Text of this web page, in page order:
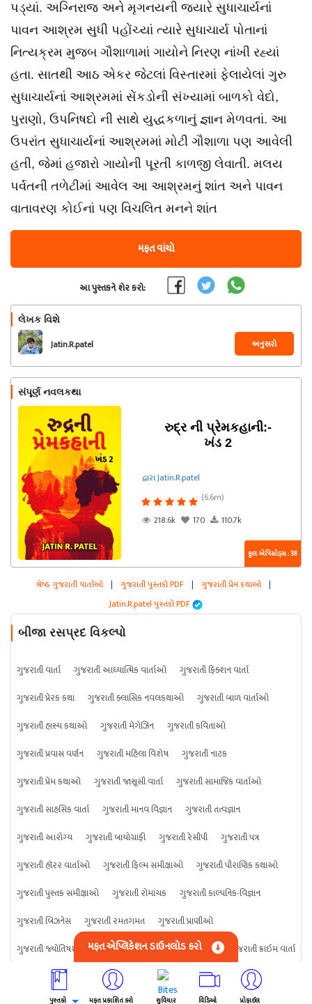
પડ્યાં. અગ્નિરાજ અને મૃગનયની જ્યારે સુધાચાર્યનાં
પાવન આશ્રમ સુધી પહોંચ્યાં ત્યારે સુધાચાર્ય પોતાનાં
નિત્યક્રમ મુજબ ગૌશાળામાં ગાયોને નિરણ નાંખી રહ્યાં
હતા. સાતથી આઠ એકર જેટલાં વિસ્તારમાં ફેલાયેલાં ગુરુ
સુધાચાર્યનાં આશ્રમમાં સેંકડોની સંખ્યામાં બાળકો વેદો,
પુરાણો, ઉપનિષદો ની સાથે યુદ્ધકળાનું જ્ઞાન મેળવતાં. આ
ઉપરાંત સુધાચાર્યનાં આશ્રમમાં મોટી ગૌશાળા પણ આવેલી
હતી, જેમાં હજારો ગાયોની પૂરતી કાળજી લેવાતી. મલય
પર્વતની તળેટીમાં આવેલ આ આશ્રમનું શાંત અને પાવન
વાતાવરણ કોઈનાં પણ વિચલિત મનને શાંત
મફત વાંચો
આ પુસ્તકને શેર કરો:
લેખક વિશે
Jatin.R.patel અનુસરો
સંપૂર્ણ નવલકથા
રુદ્ર ની પ્રેમકહાની:-
ખંડ 2
દ્વારા Jatin.R.patel
(6.6m)
218.6k
170 110.7k
કુલ એપિસોડ્સ : 38
શ્રેષ્ઠ ગુજરાતી વાર્તાઓ | ગુજરાતી પુસ્તકો PDF | ગુજરાતી પ્રેમ કથાઓ |
Jatin.R.patel પુસ્તકો PDF
બીજા રસપ્રદ વિકલ્પો
ગુજરાતી વાર્તા ગુજરાતી આધ્યાત્મિક વાર્તાઓ
ગુજરાતી ફિક્શન વાર્તા
ગુજરાતી પ્રેરક કથા
ગુજરાતી ક્લાસિક નવલકથાઓ
ગુજરાતી બાળ વાર્તાઓ
ગુજરાતી હાસ્ય કથાઓ
ગુજરાતી મેગેઝિન
ગુજરાતી કવિતાઓ
ગુજરાતી પ્રવાસ વર્ણન
ગુજરાતી મહિલા વિશેષ
ગુજરાતી નાટક
ગુજરાતી પ્રેમ કથાઓ
ગુજરાતી જાસૂસી વાર્તા
ગુજરાતી સામાજિક વાર્તાઓ
ગુજરાતી સાહસિક વાર્તા
ગુજરાતી માનવ વિજ્ઞાન
ગુજરાતી તત્વજ્ઞાન
ગુજરાતી આરોગ્ય
ગુજરાતી બાયોગ્રાફી ગુજરાતી રેસીપી
ગુજરાતી પત્ર
ગુજરાતી હૉરર વાર્તાઓ
ગુજરાતી ફિલ્મ સમીક્ષાઓ
ગુજરાતી પૌરાણિક કથાઓ
ગુજરાતી પુસ્તક સમીક્ષાઓ
ગુજરાતી રોમાંચક
ગુજરાતી કાલ્પનિક-વિજ્ઞાન
ગુજરાતી બિઝનેસ
ગુજરાતી રમતગમત
ગુજરાતી પ્રાણીઓ
ગુજરાતી જ્યોતિષશાસ્ત્ર
ગુજરાતી વિજ્ઞાન ગુજરાતી કંઈપણ ગુજરાતી ક્રાઇમ વાર્તા
મફત એપ્લિકેશન ડાઉનલોડ કરો
પુસ્તકો મફત પ્રકાશિત કરો સુવિચાર વિડિઓ પ્રોફાઈલ